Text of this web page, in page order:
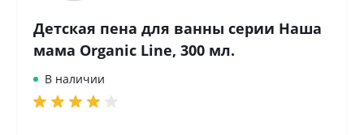
Детская пена для ванны серии Наша
мама Organic Line, 300 мл.
В наличии